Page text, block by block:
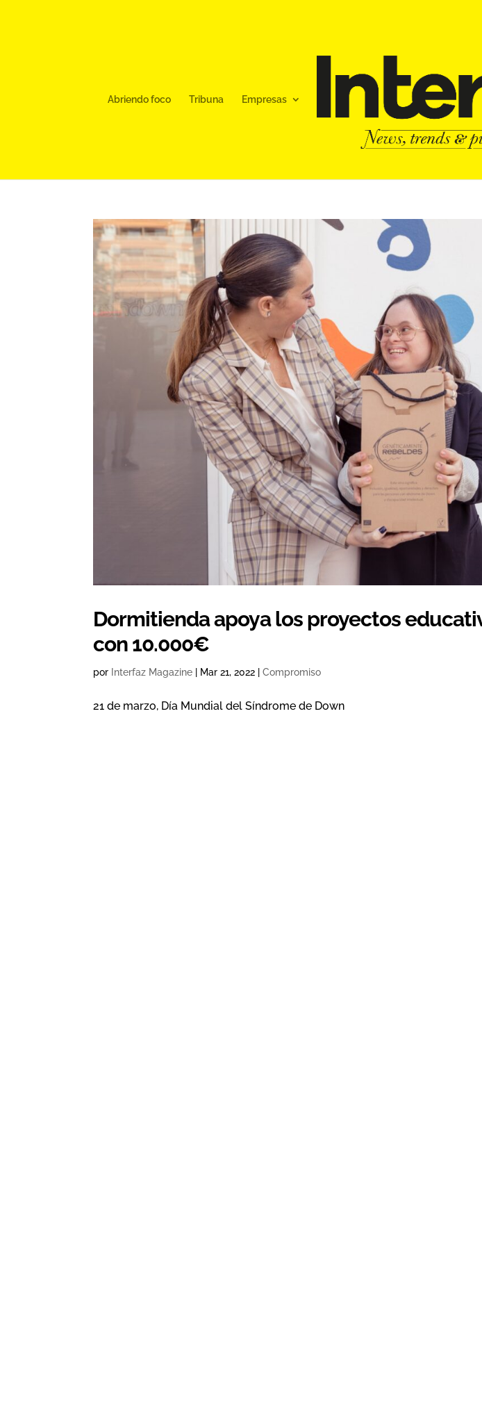
Abriendo foco Tribuna Empresas
Dormitienda apoya los proyectos
con 10.000€
por Interfaz Magazine Mar 21, 2022 |Compromiso
21 de marzo, Día Mundial del Síndrome de Down